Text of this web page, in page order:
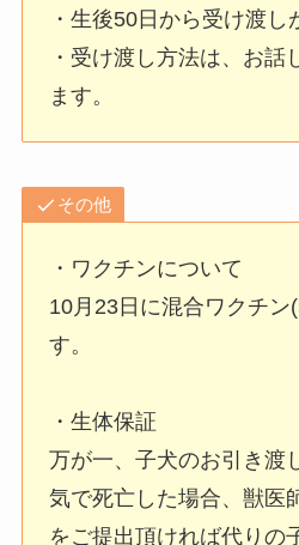
・生後50日から受け渡し
・受け渡し方法は、お話
ます。
その他
・ワクチンについて
10月23日に混合ワクチ
す。
・生体保証
万が一、子犬のお引き渡
気で死亡した場合、獣医
をご提出頂ければ代りの